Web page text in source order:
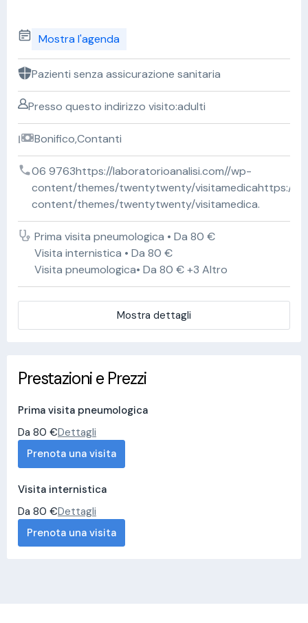
Mostra l'agenda
Pazienti senza assicurazione sanitaria
Presso questo indirizzo visito:adulti
Bonifico,Contanti
06 9763https://laboratorioanalisi.com//wp-
content/themes/twentytwenty/visitamedicahttps://
content/themes/twentytwenty/visitamedica.
Prima visita pneumologica • Da 80 €
Visita internistica • Da 80 €
Visita pneumologica• Da 80 € +3 Altro
Mostra dettagli
Prestazioni e Prezzi
Prima visita pneumologica
Da 80 €Dettagli
Prenota una visita
Visita internistica
Da 80 €Dettagli
Prenota una visita